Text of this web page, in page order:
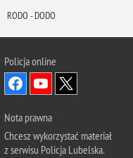
RODO - DODO
Policja online
Nota prawna
Chcesz wykorzystać materiał
z serwisu Policja Lubelska.